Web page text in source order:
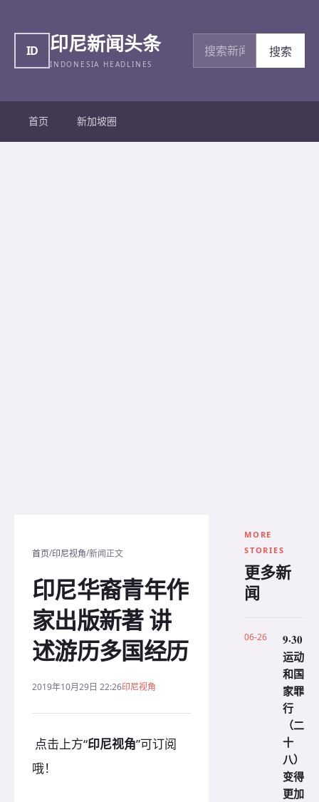
ID 印尼新闻头条
INDONESIA HEADLINES
搜索新闻
搜索
首页 新加坡圈
首页/印尼视角/新闻正文
印尼华裔青年作
家出版新著 讲
述游历多国经历
2019年10月29日 22:26印尼视角
点击上方“印尼视角”可订阅
哦！
MORE
STORIES
更多新
闻
06-26
9·30
运动
和国
家罪
行
（二
十
八）
变得
更加